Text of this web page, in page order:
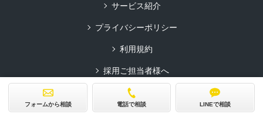
フォームから相談 電話で相談 LINEで相談
サービス紹介
プライバシーポリシー
利用規約
採用ご担当者様へ
コーポレートサイト